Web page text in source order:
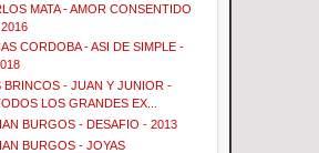
MATA - AMOR CONSENTIDO
CORDOBA - ASI DE SIMPLE -
BRINCOS - JUAN Y JUNIOR -
LOS GRANDES EX...
BURGOS - DESAFIO - 2013
BURGOS - JOYAS